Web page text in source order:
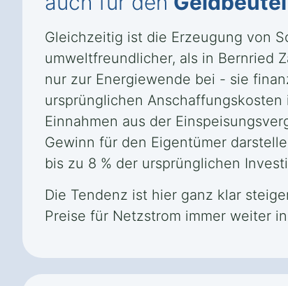
Gleichzeitig ist die Erzeugung von
umweltfreundlicher, als in Bernried
nur zur Energiewende bei - sie
ursprünglichen
Einnahmen aus der
Gewinn für den Eigentümer
bis zu 8 % der ursprünglichen
Die Tendenz ist hier ganz klar
Preise für Netzstrom immer weiter